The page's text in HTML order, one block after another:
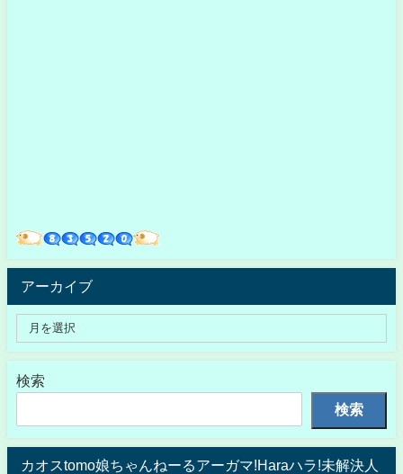
アーカイブ
検索
検索
カオスtomo娘ちゃんねーるアーガマ!Haraハラ!未解決人